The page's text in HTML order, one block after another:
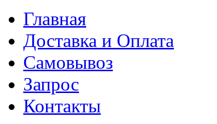
Главная
Доставка и Оплата
Самовывоз
Запрос
Контакты